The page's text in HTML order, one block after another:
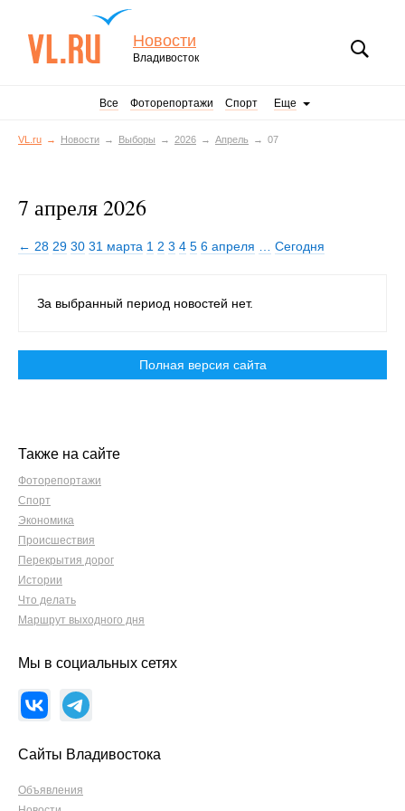
Новости
Владивосток
Все Фоторепортажи Спорт Еще
VL.ru Новости Выборы 2026 Апрель 07
7 апреля 2026
← 28 29 30 31 марта 1 2 3 4 5 6 апреля Сегодня
За выбранный период новостей нет.
Полная версия сайта
Также на сайте
Фоторепортажи
Спорт
Экономика
Происшествия
Перекрытия дорог
Истории
Что делать
Маршрут выходного дня
Мы в социальных сетях
Сайты Владивостока
Объявления